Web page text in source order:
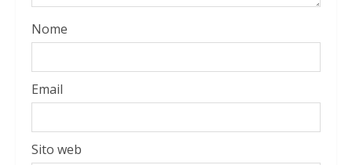
Nome
Email
Sito web